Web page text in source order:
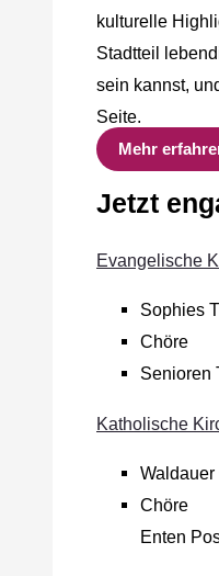
kulturelle
Stadtteil
sein kannst,
Seite.
Mehr
Jetzt
Evangelische
Sophies
Chöre
Senioren
Katholische
Waldauer
Chöre
Enten